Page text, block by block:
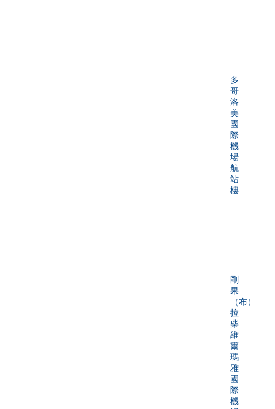
多
哥
洛
美
國
際
機
場
航
站
樓
剛
果
（布）
拉
柴
維
爾
瑪
雅
國
際
機